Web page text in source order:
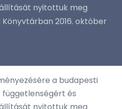
nyitottuk meg
2016. október
a budapesti
függetlenségért és